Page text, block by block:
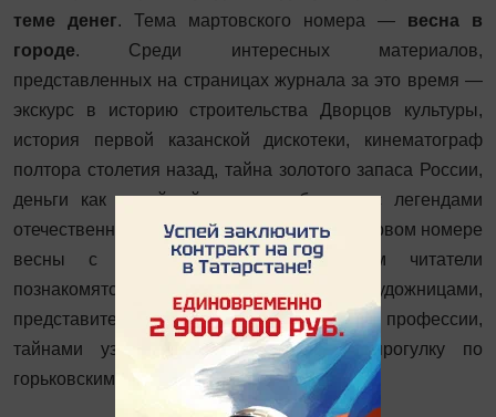
теме денег. Тема мартовского номера — весна в
городе. Среди интересных материалов,
представленных на страницах журнала за это время —
экскурс в историю строительства Дворцов культуры,
история первой казанской дискотеки, кинематограф
полтора столетия назад, тайна золотого запаса России,
деньги как музейный экспонат, беседы с легендами
отечественной и казанской медицины. В первом номере
весны с ярким «женским» акцентом читатели
познакомятся с талантливыми художницами,
представительницами музыкальной профессии,
тайнами узоров ичигов и совершат прогулку по
горьковским местам Казани.